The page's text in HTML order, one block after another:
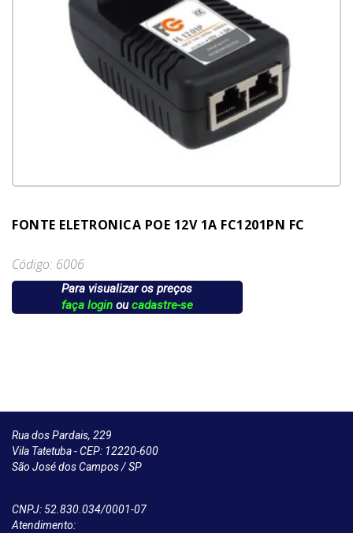
FONTE ELETRONICA POE 12V 1A FC1201PN FC
Código: 6006
Para visualizar os preços
faça loginoucadastre-se
Rua dos Pardais, 229
Vila Tatetuba - CEP: 12220-600
São José dos Campos / SP
CNPJ: 52.830.034/0001-07
Atendimento: